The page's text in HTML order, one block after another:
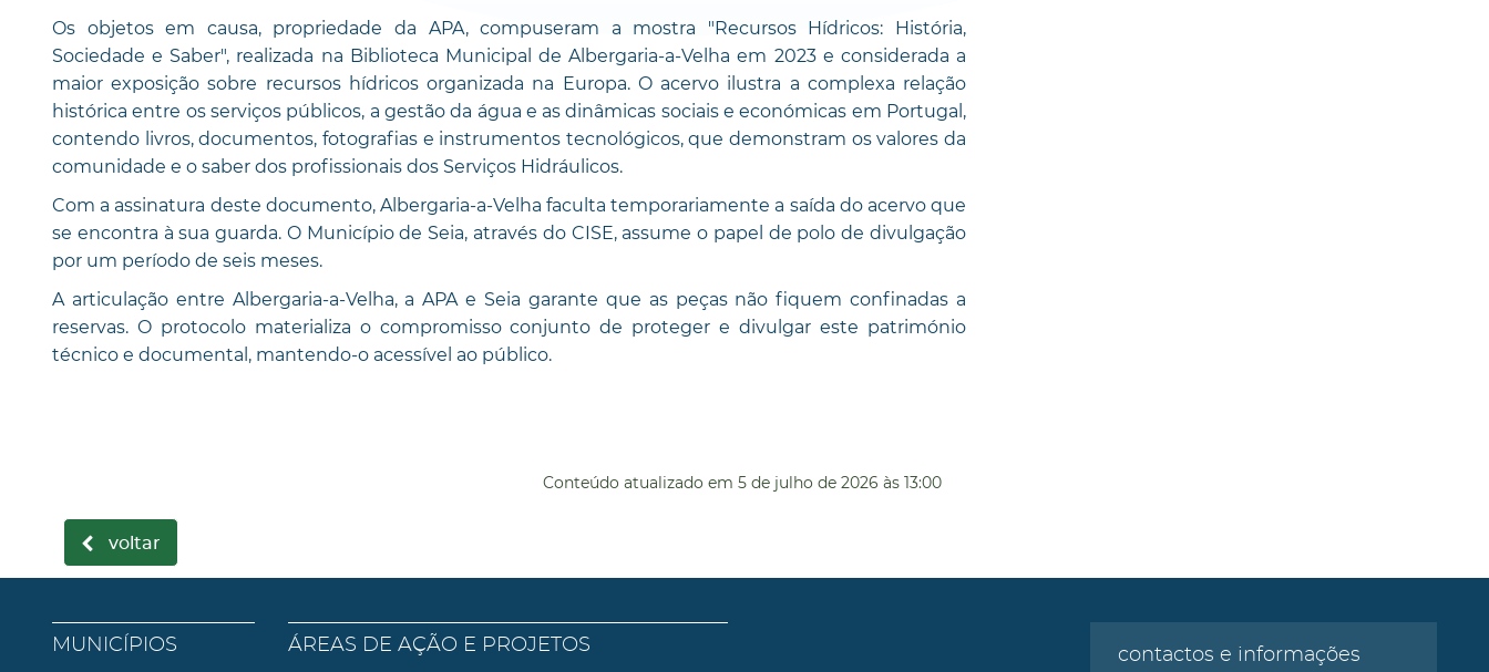
Os objetos em causa, propriedade da APA, compuseram a mostra "Recursos Hídricos: História,
Sociedade e Saber", realizada na Biblioteca Municipal de Albergaria-a-Velha em 2023 e considerada a
maior exposição sobre recursos hídricos organizada na Europa. O acervo ilustra a complexa relação
histórica entre os serviços públicos, a gestão da água e as dinâmicas sociais e económicas em Portugal,
contendo livros, documentos, fotografias e instrumentos tecnológicos, que demonstram os valores da
comunidade e o saber dos profissionais dos Serviços Hidráulicos.
Com a assinatura deste documento, Albergaria-a-Velha faculta temporariamente a saída do acervo que
se encontra à sua guarda. O Município de Seia, através do CISE, assume o papel de polo de divulgação
por um período de seis meses.
A articulação entre Albergaria-a-Velha, a APA e Seia garante que as peças não fiquem confinadas a
reservas. O protocolo materializa o compromisso conjunto de proteger e divulgar este património
técnico e documental, mantendo-o acessível ao público.
Conteúdo atualizado em 5 de julho de 2026 às 13:00
voltar
MUNICÍPIOS
ÁREAS DE AÇÃO E PROJETOS contactos e informações